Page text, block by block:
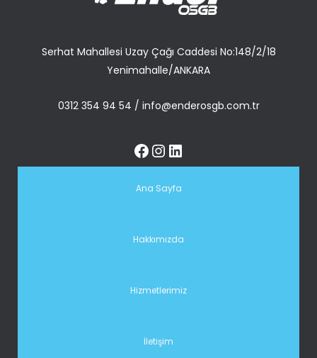
Serhat Mahallesi Uzay Çağı Caddesi No:148/2/18
Yenimahalle/ANKARA
0312 354 94 54 / info@enderosgb.com.tr
Ana Sayfa
Hakkımızda
Hizmetlerimiz
İletişim